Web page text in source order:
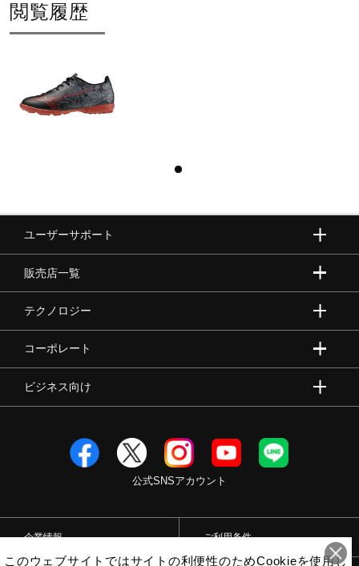
閲覧履歴
ユーザーサポート
販売店一覧
テクノロジー
コーポレート
ビジネス向け
公式SNSアカウント
企業情報 ご利用条件
このウェブサイトではサイトの利便性のためCookieを使用し